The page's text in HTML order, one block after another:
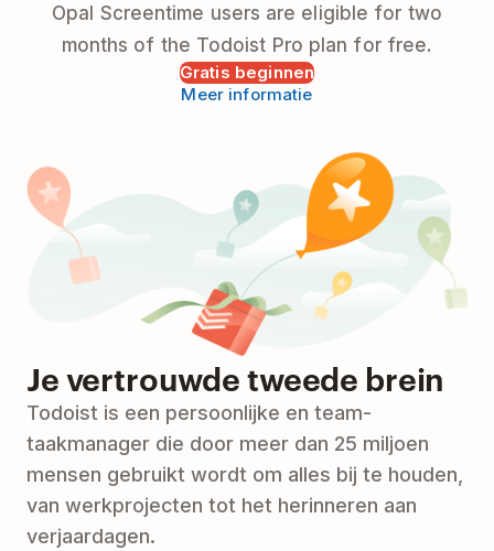
Opal Screentime users are eligible for two
months of the Todoist Pro plan for free.
Gratis beginnen
Meer informatie
Je vertrouwde tweede brein
Todoist is een persoonlijke en team-
taakmanager die door meer dan 25 miljoen
mensen gebruikt wordt om alles bij te houden,
van werkprojecten tot het herinneren aan
verjaardagen.